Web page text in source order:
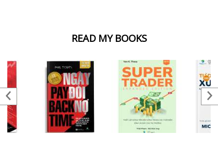
READ MY BOOKS